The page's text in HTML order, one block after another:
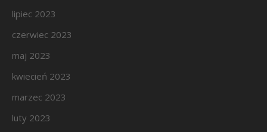
lipiec 2023
czerwiec 2023
maj 2023
kwiecień 2023
marzec 2023
luty 2023